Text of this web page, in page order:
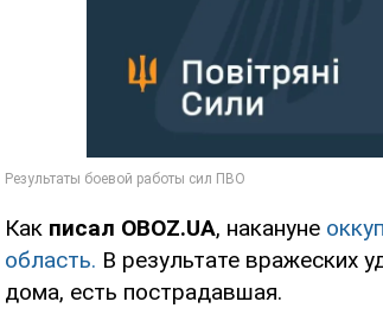
Как писал OBOZ.UA, накануне
область. В результате вражеских
дома, есть пострадавшая.